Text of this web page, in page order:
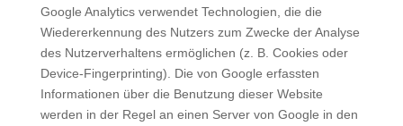
Google Analytics verwendet Technologien, die die
Wiedererkennung des Nutzers zum Zwecke der Analyse
des Nutzerverhaltens ermöglichen (z. B. Cookies oder
Device-Fingerprinting). Die von Google erfassten
Informationen über die Benutzung dieser Website
werden in der Regel an einen Server von Google in den